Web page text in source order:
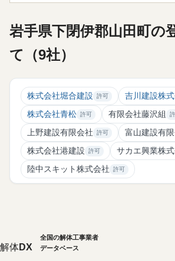
岩手県下閉伊郡山田町の
て（9社）
株式会社堀合建設 許可 吉川建設株
株式会社青松 許可 有限会社藤沢組
上野建設有限会社 許可 富山建設有
株式会社港建設 許可 サカエ興業株
陸中スキット株式会社 許可
解体DX
全国の解体工事業者
データベース